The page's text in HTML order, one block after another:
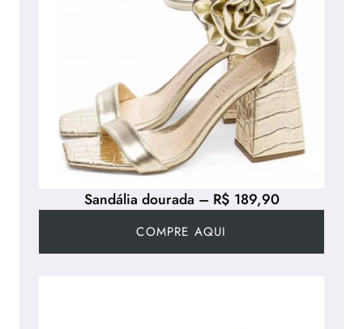
Sandália dourada – R$ 189,90
COMPRE AQUI